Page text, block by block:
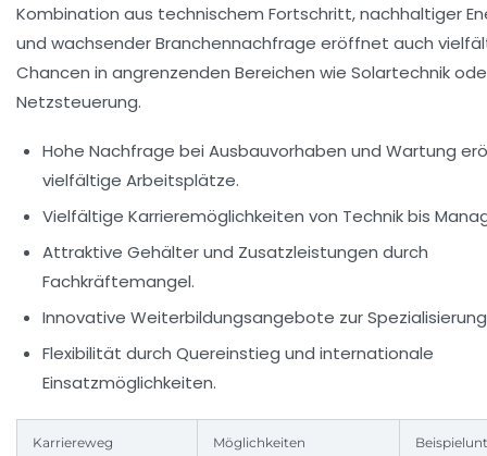
Kombination aus technischem Fortschritt, nachhaltiger
und wachsender Branchennachfrage eröffnet auch
Chancen in angrenzenden Bereichen wie Solartechnik
Netzsteuerung.
Hohe Nachfrage bei Ausbauvorhaben und Wartung
vielfältige Arbeitsplätze.
Vielfältige Karrieremöglichkeiten von Technik bis
Attraktive Gehälter und Zusatzleistungen durch
Fachkräftemangel.
Innovative Weiterbildungsangebote zur
Flexibilität durch Quereinstieg und internationale
Einsatzmöglichkeiten.
Karriereweg Möglichkeiten